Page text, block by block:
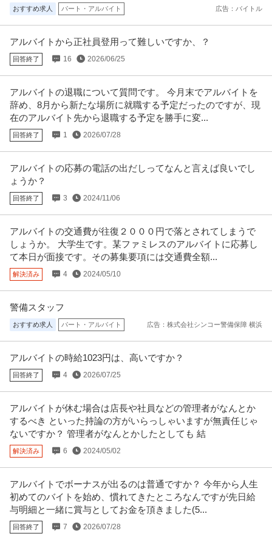
おすすめ求人 パート・アルバイト 広告：バイトル
アルバイトから正社員登用って難しいですか、？
回答終了 16 2026/06/25
アルバイトの退職について質問です。 今月末でアルバイトを
辞め、8月から新たな場所に就職する予定だったのですが、現
在のアルバイト先から退職する予定を勝手に変...
回答終了 1 2026/07/28
アルバイトの応募の電話の出だしってなんと言えば良いでし
ょうか？
回答終了 3 2024/11/06
アルバイトの交通費が往復２０００円で落とされてしまうで
しょうか。 大学生です。某ファミレスのアルバイトに応募し
て本日が面接です。その募集要項には交通費全額...
解決済み 4 2024/05/10
警備スタッフ
おすすめ求人 パート・アルバイト 広告：株式会社シンコー警備保障 横浜
アルバイトの時給1023円は、高いですか？
回答終了 4 2026/07/25
アルバイトが休む場合は店長や社員などの管理者がなんとか
するべき といった持論の方がいらっしゃいますが無責任じゃ
ないですか？ 管理者がなんとかしたとしても 結
解決済み 6 2024/05/02
アルバイトでボーナスが出るのは普通ですか？ 今年から人生
初めてのバイトを始め、慣れてきたところなんですが先日給
与明細と一緒に賞与としてお金を頂きました(5...
回答終了 7 2026/07/28